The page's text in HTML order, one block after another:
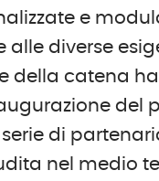
e
diverse
della catena
del
di
nel medio